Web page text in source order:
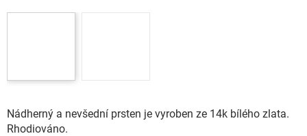
Nádherný a nevšední prsten je vyroben ze 14k bílého zlata.
Rhodiováno.